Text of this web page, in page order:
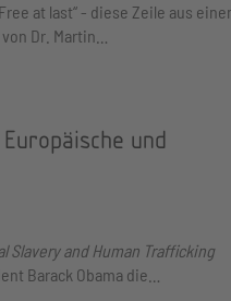
at last“ - diese Zeile aus
Dr. Martin…
und
Slavery and Human Trafficking
Barack Obama die…